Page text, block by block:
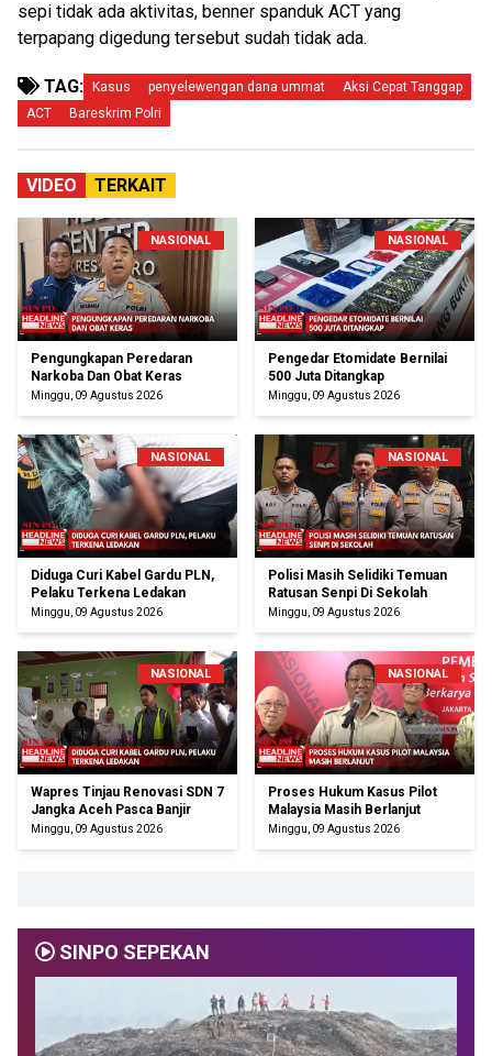
sepi tidak ada aktivitas, benner spanduk ACT yang
terpapang digedung tersebut sudah tidak ada.
TAG: Kasus penyelewengan dana ummat
Aksi Cepat Tanggap
ACT
Bareskrim Polri
VIDEO TERKAIT
NASIONAL
Pengungkapan Peredaran
Narkoba Dan Obat Keras
Minggu, 09 Agustus 2026
NASIONAL
Pengedar Etomidate Bernilai
500 Juta Ditangkap
Minggu, 09 Agustus 2026
NASIONAL
Diduga Curi Kabel Gardu PLN,
Pelaku Terkena Ledakan
Minggu, 09 Agustus 2026
NASIONAL
Polisi Masih Selidiki Temuan
Ratusan Senpi Di Sekolah
Minggu, 09 Agustus 2026
NASIONAL
Wapres Tinjau Renovasi SDN 7
Jangka Aceh Pasca Banjir
Minggu, 09 Agustus 2026
NASIONAL
Proses Hukum Kasus Pilot
Malaysia Masih Berlanjut
Minggu, 09 Agustus 2026
SINPO SEPEKAN